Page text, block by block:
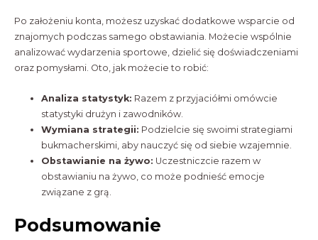
Po założeniu konta, możesz uzyskać dodatkowe wsparcie od
znajomych podczas samego obstawiania. Możecie wspólnie
analizować wydarzenia sportowe, dzielić się doświadczeniami
oraz pomysłami. Oto, jak możecie to robić:
Analiza statystyk: Razem z przyjaciółmi omówcie
statystyki drużyn i zawodników.
Wymiana strategii: Podzielcie się swoimi strategiami
bukmacherskimi, aby nauczyć się od siebie wzajemnie.
Obstawianie na żywo: Uczestniczcie razem w
obstawianiu na żywo, co może podnieść emocje
związane z grą.
Podsumowanie